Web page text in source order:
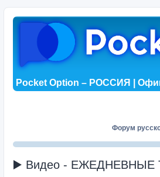
Pocket Option – РОССИЯ |
Форум
▶️ Видео - ЕЖЕДНЕВНЫЕ